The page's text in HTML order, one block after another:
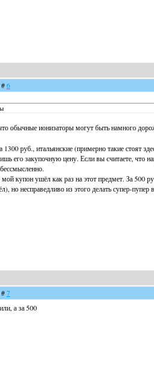
6
обычные ионизаторы могут быть намного
руб., итальянские (примерно такие стоят
его закупочную цену. Если вы считаете, что
купон ушёл как раз на этот предмет. За 500
но несправедливо из этого делать супер-
7
а за 500